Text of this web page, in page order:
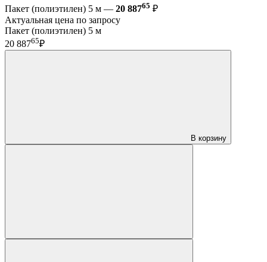
Пакет (полиэтилен) 5 м — 20 88765 ₽
Актуальная цена по запросу
Пакет (полиэтилен) 5 м
20 88765₽
В корзину